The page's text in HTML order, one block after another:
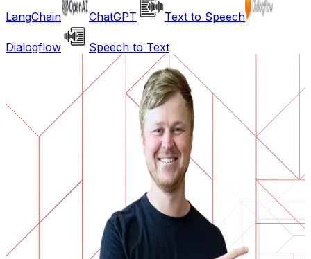
LangChain ChatGPT Text to Speech
Dialogflow Speech to Text